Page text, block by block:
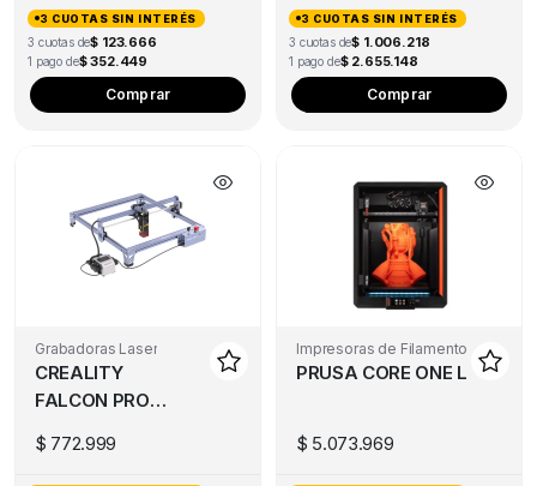
3 CUOTAS SIN INTERÉS
3 cuotas de$ 123.666
1 pago de$ 352.449
Comprar
3 CUOTAS SIN INTERÉS
3 cuotas de$ 1.006.218
1 pago de$ 2.655.148
Comprar
Grabadoras Laser
CREALITY
FALCON PRO
$ 772.999
Impresoras de Filamento
PRUSA CORE ONE L
$ 5.073.969